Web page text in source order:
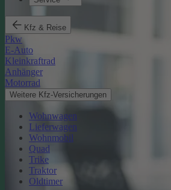
Kfz & Reise
Pkw
E-Auto
Kleinkraftrad
Anhänger
Motorrad
Weitere Kfz-Versicherungen
Wohnwagen
Lieferwagen
Wohnmobil
Quad
Trike
Traktor
Oldtimer